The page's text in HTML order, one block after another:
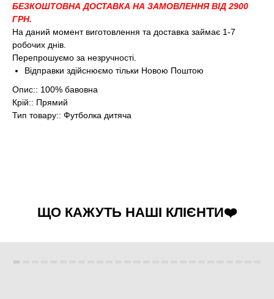
БЕЗКОШТОВНА ДОСТАВКА НА ЗАМОВЛЕННЯ ВІД 2900
ГРН.
На даний момент виготовлення та доставка займає 1-7
робочих днів.
Перепрошуємо за незручності.
Відправки здійснюємо тільки Новою Поштою
Опис:: 100% бавовна
Крій:: Прямий
Тип товару:: Футболка дитяча
ЩО КАЖУТЬ НАШІ КЛІЄНТИ❤️